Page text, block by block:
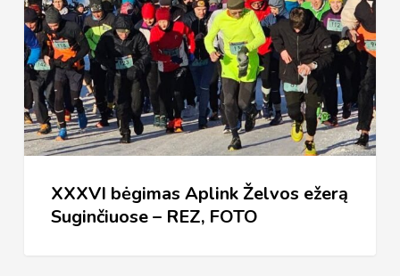
Želvos
ežerą
Suginčiuose
–
REZ,
FOTO
XXXVI bėgimas Aplink Želvos ežerą
Suginčiuose – REZ, FOTO